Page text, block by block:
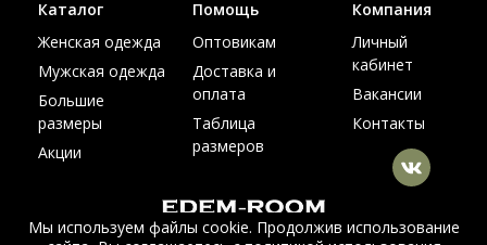
Каталог
Женская одежда
Мужская одежда
Большие
размеры
Акции
Помощь
Оптовикам
Доставка и
оплата
Таблица
размеров
Компания
Личный
кабинет
Вакансии
Контакты
Мы используем файлы cookie. Продолжив использование